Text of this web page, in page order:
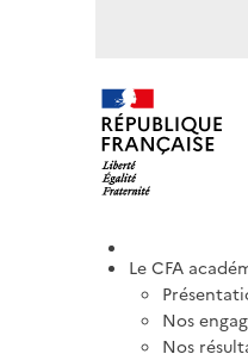
Le CFA
Nos
Nos